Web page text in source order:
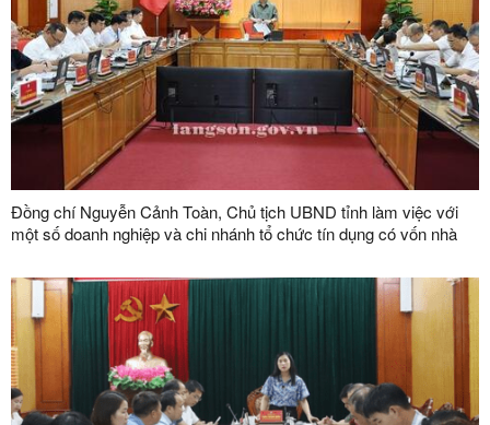
Đồng chí Nguyễn Cảnh Toàn, Chủ tịch UBND tỉnh làm việc với
một số doanh nghiệp và chi nhánh tổ chức tín dụng có vốn nhà